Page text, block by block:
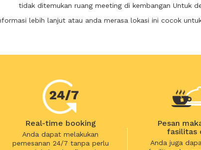
tidak ditemukan ruang meeting di kembangan Untuk
lebih lanjut atau anda merasa lokasi ini cocok
Real-time booking
Anda dapat melakukan
pemesanan 24/7 tanpa perlu
Pesan
fasilitas
Anda juga